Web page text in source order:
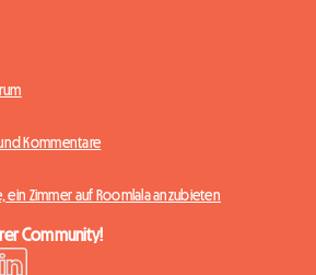
Kommentare
ein Zimmer auf Roomlala anzubieten
Community!